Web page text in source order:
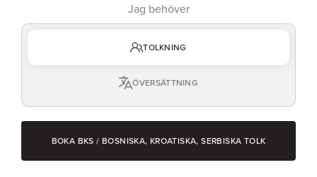
Jag behöver
TOLKNING
ÖVERSÄTTNING
BOKA BKS / BOSNISKA, KROATISKA, SERBISKA TOLK